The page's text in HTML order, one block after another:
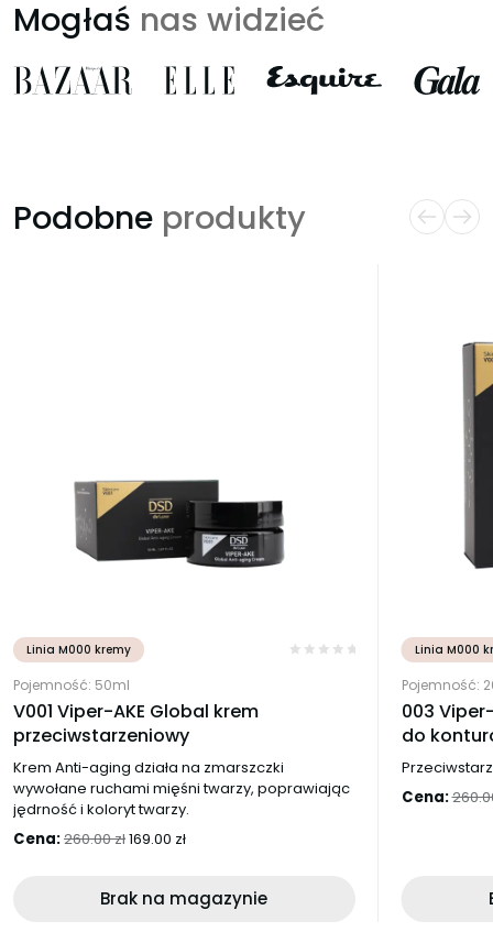
Mogłaś nas widzieć
Podobne produkty
Linia M000 kremy
Pojemność: 50ml
V001 Viper-AKE Global krem
przeciwstarzeniowy
Krem Anti-aging działa na zmarszczki
wywołane ruchami mięśni twarzy, poprawiając
jędrność i koloryt twarzy.
Cena:260.00złPierwotna
260.00 zł.
169.00 złAktualna
169.00 zł.
Brak na magazynie
Linia M000
Pojemność:
003
do
Cena: